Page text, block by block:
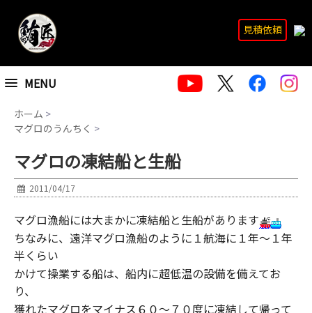
MENU
見積依頼
ホーム >
マグロのうんちく >
マグロの凍結船と生船
2011/04/17
マグロ漁船には大まかに凍結船と生船があります
ちなみに、遠洋マグロ漁船のように１航海に１年～１年
半くらい
かけて操業する船は、船内に超低温の設備を備えてお
り、
獲れたマグロをマイナス６０～７０度に凍結して帰って